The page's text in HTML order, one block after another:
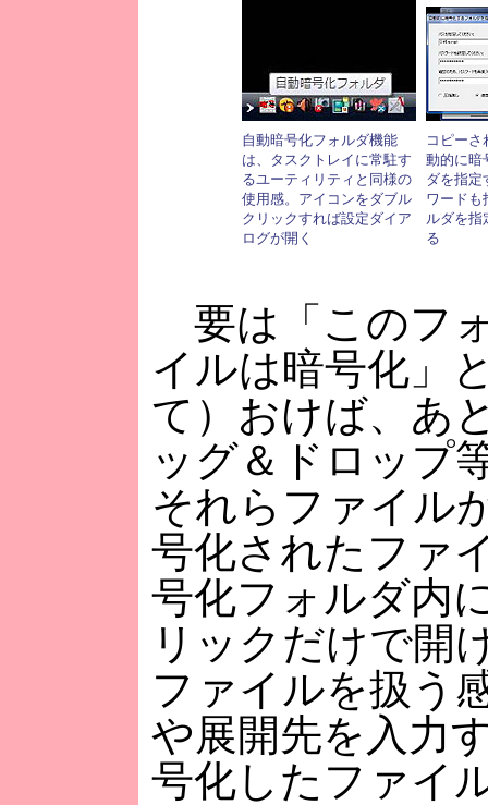
自動暗号化フォルダ機能
は、タスクトレイに常駐す
るユーティリティと同様の
使用感。アイコンをダブル
クリックすれば設定ダイア
ログが開く
コピーさ
動的に暗
ダを指定
ワードも
ルダを指
る
要は「このフ
イルは暗号化」
て）おけば、あ
ッグ＆ドロップ
それらファイル
号化されたファ
号化フォルダ内
リックだけで開
ファイルを扱う
や展開先を入力
号化したファイ